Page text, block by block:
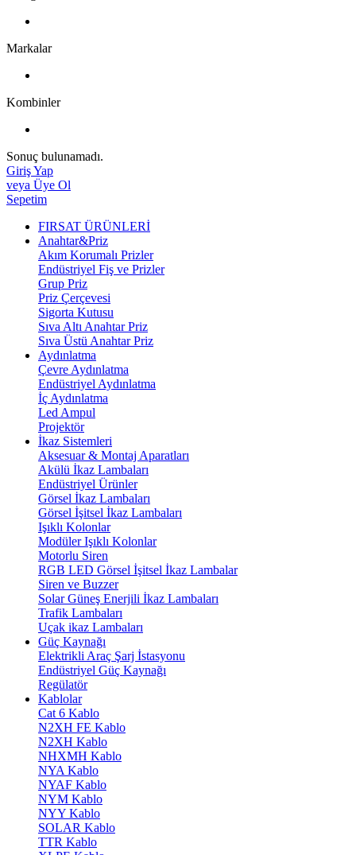
Markalar
Kombinler
Sonuç bulunamadı.
Giriş Yap
veya Üye Ol
Sepetim
FIRSAT ÜRÜNLERİ
Anahtar&Priz
Akım Korumalı Prizler
Endüstriyel Fiş ve Prizler
Grup Priz
Priz Çerçevesi
Sigorta Kutusu
Sıva Altı Anahtar Priz
Sıva Üstü Anahtar Priz
Aydınlatma
Çevre Aydınlatma
Endüstriyel Aydınlatma
İç Aydınlatma
Led Ampul
Projektör
İkaz Sistemleri
Aksesuar & Montaj Aparatları
Akülü İkaz Lambaları
Endüstriyel Ürünler
Görsel İkaz Lambaları
Görsel İşitsel İkaz Lambaları
Işıklı Kolonlar
Modüler Işıklı Kolonlar
Motorlu Siren
RGB LED Görsel İşitsel İkaz Lambalar
Siren ve Buzzer
Solar Güneş Enerjili İkaz Lambaları
Trafik Lambaları
Uçak ikaz Lambaları
Güç Kaynağı
Elektrikli Araç Şarj İstasyonu
Endüstriyel Güç Kaynağı
Regülatör
Kablolar
Cat 6 Kablo
N2XH FE Kablo
N2XH Kablo
NHXMH Kablo
NYA Kablo
NYAF Kablo
NYM Kablo
NYY Kablo
SOLAR Kablo
TTR Kablo